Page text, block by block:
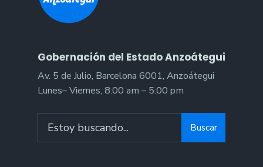
Gobernación del Estado Anzoátegui
Av. 5 de Julio, Barcelona 6001, Anzoátegui
Lunes– Viernes, 8:00 am – 5:00 pm
for:
Buscar